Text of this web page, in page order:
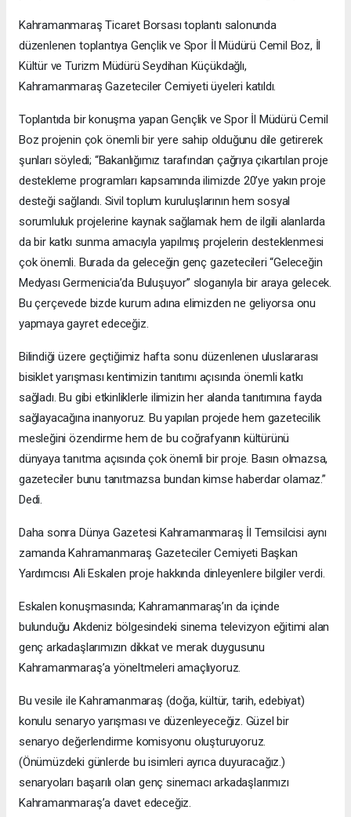
Kahramanmaraş Ticaret Borsası toplantı salonunda
düzenlenen toplantıya Gençlik ve Spor İl Müdürü Cemil Boz, İl
Kültür ve Turizm Müdürü Seydihan Küçükdağlı,
Kahramanmaraş Gazeteciler Cemiyeti üyeleri katıldı.
Toplantıda bir konuşma yapan Gençlik ve Spor İl Müdürü Cemil
Boz projenin çok önemli bir yere sahip olduğunu dile getirerek
şunları söyledi; “Bakanlığımız tarafından çağrıya çıkartılan proje
destekleme programları kapsamında ilimizde 20’ye yakın proje
desteği sağlandı. Sivil toplum kuruluşlarının hem sosyal
sorumluluk projelerine kaynak sağlamak hem de ilgili alanlarda
da bir katkı sunma amacıyla yapılmış projelerin desteklenmesi
çok önemli. Burada da geleceğin genç gazetecileri “Geleceğin
Medyası Germenicia’da Buluşuyor” sloganıyla bir araya gelecek.
Bu çerçevede bizde kurum adına elimizden ne geliyorsa onu
yapmaya gayret edeceğiz.
Bilindiği üzere geçtiğimiz hafta sonu düzenlenen uluslararası
bisiklet yarışması kentimizin tanıtımı açısında önemli katkı
sağladı. Bu gibi etkinliklerle ilimizin her alanda tanıtımına fayda
sağlayacağına inanıyoruz. Bu yapılan projede hem gazetecilik
mesleğini özendirme hem de bu coğrafyanın kültürünü
dünyaya tanıtma açısında çok önemli bir proje. Basın olmazsa,
gazeteciler bunu tanıtmazsa bundan kimse haberdar olamaz.”
Dedi.
Daha sonra Dünya Gazetesi Kahramanmaraş İl Temsilcisi aynı
zamanda Kahramanmaraş Gazeteciler Cemiyeti Başkan
Yardımcısı Ali Eskalen proje hakkında dinleyenlere bilgiler verdi.
Eskalen konuşmasında; Kahramanmaraş’ın da içinde
bulunduğu Akdeniz bölgesindeki sinema televizyon eğitimi alan
genç arkadaşlarımızın dikkat ve merak duygusunu
Kahramanmaraş’a yöneltmeleri amaçlıyoruz.
Bu vesile ile Kahramanmaraş (doğa, kültür, tarih, edebiyat)
konulu senaryo yarışması ve düzenleyeceğiz. Güzel bir
senaryo değerlendirme komisyonu oluşturuyoruz.
(Önümüzdeki günlerde bu isimleri ayrıca duyuracağız.)
senaryoları başarılı olan genç sinemacı arkadaşlarımızı
Kahramanmaraş’a davet edeceğiz.